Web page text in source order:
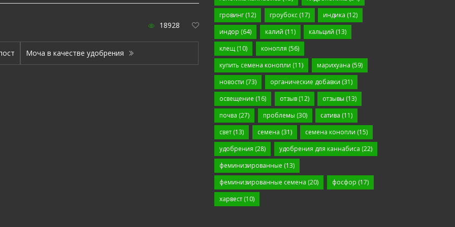
18928
Моча в качестве удобрения
гровинг (12) гроубокс(17) индика (12)
индор (64) калий (11) кальций (13)
клещ (10) конопля (56)
купить семена конопли (11) марихуана (59)
новости (73) органические добавки (31)
освещение (16) отзыв(12) отзывы (13)
почва (27) проблемы (30) сатива (11)
свет (13) семена (31) семена конопли (15)
удобрения (28) удобрения для каннабиса (22)
феминизированные (13)
феминизированные семена (20) фосфор (17)
харвест (10)